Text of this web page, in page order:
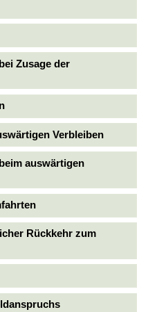
Zusage der
Verbleiben
auswärtigen
Rückkehr zum